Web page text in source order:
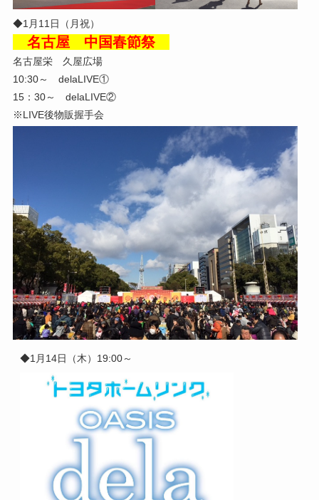
◆1月11日（月祝）
名古屋 中国春節祭
名古屋栄 久屋広場
10:30～ delaLIVE①
15：30～ delaLIVE②
※LIVE後物販握手会
◆1月14日（木） 19:00～